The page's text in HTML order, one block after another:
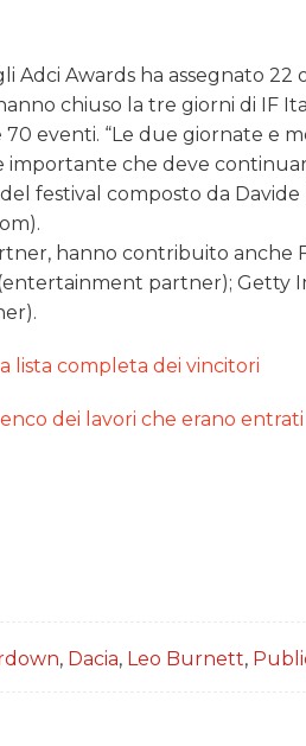
Adci Awards ha assegnato 22
chiuso la tre giorni di IF
eventi. “Le due giornate e
importante che deve
festival composto da
hanno contribuito anche
partner); Getty
lista completa dei vincitori
dei lavori che erano
, Dacia, Leo Burnett,